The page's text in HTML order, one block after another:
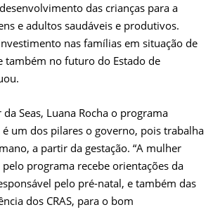
das crianças para a
e adultos saudáveis e produtivos.
nas famílias em situação de
também no futuro do Estado de
Seas, Luana Rocha o programa
é um dos pilares o governo, pois trabalha
a partir da gestação. “A mulher
programa recebe orientações da
pelo pré-natal, e também das
dos CRAS, para o bom